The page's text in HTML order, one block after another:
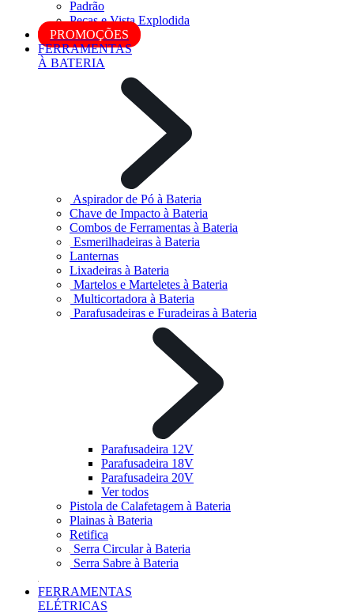
Padrão
Peças e Vista Explodida
PROMOÇÕES
FERRAMENTAS
À BATERIA
Aspirador de Pó à Bateria
Chave de Impacto à Bateria
Combos de Ferramentas à Bateria
Esmerilhadeiras à Bateria
Lanternas
Lixadeiras à Bateria
Martelos e Marteletes à Bateria
Multicortadora à Bateria
Parafusadeiras e Furadeiras à Bateria
Parafusadeira 12V
Parafusadeira 18V
Parafusadeira 20V
Ver todos
Pistola de Calafetagem à Bateria
Plainas à Bateria
Retifica
Serra Circular à Bateria
Serra Sabre à Bateria
FERRAMENTAS
ELÉTRICAS